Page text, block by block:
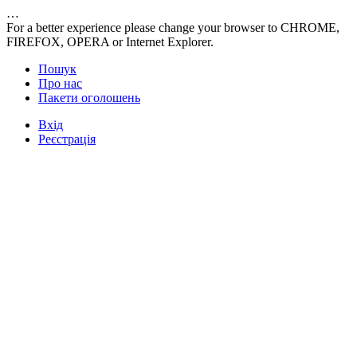
…
For a better experience please change your browser to CHROME,
FIREFOX, OPERA or Internet Explorer.
Пошук
Про нас
Пакети оголошень
Вхід
Реєстрація